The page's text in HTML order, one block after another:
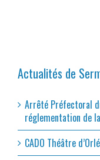
Actualités de
Arrêté Préfectoral
réglementation de
CADO Théâtre